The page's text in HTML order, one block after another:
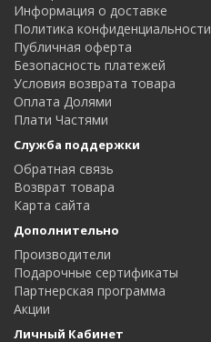
Информация о доставке
Политика конфиденциальности
Публичная оферта
Безопасность платежей
Условия возврата товара
Оплата Долями
Плати Частями
Служба поддержки
Обратная связь
Возврат товара
Карта сайта
Дополнительно
Производители
Подарочные сертификаты
Партнерская программа
Акции
Личный Кабинет